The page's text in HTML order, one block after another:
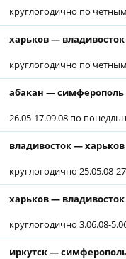
круглогодично по четным
харьков — владивосток
круглогодично по четным
абакан — симферополь
26.05-17.09.08 по
владивосток — харьков
круглогодично 25.05.08-
харьков — владивосток
круглогодично 3.06.08-
иркутск —